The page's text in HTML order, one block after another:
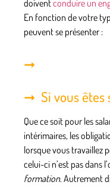
doiventconduire un
En fonction de votre
peuvent se présenter :
Si vous
Que ce soit pour les
intérimaires, les
lorsque vous travaillez
celui-ci n’est pas dans
formation. Autrement